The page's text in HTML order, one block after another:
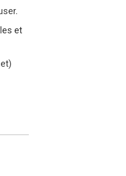
et